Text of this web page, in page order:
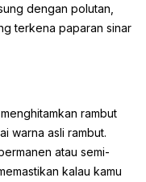
dengan polutan,
terkena paparan sinar
rambut
warna asli rambut.
atau semi-
kalau kamu